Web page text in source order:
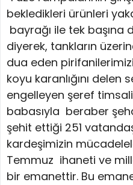
bekledikleri ürünleri
bayrağı ile tek başına
diyerek, tankların
dua eden
koyu karanlığını
engelleyen şeref
babasıyla beraber
şehit ettiği 251
kardeşimizin
Temmuz ihaneti ve
bir emanettir. Bu